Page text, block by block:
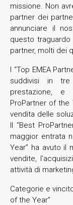
missione. Non
partner dei
annunciare il
questo
partner, molti dei
I “Top EMEA
suddivisi in tre
prestazione, e
ProPartner of the
vendita delle
Il “Best
maggior entrata
Year” ha avuto il
vendite,
attività di
Categorie e
of the Year”